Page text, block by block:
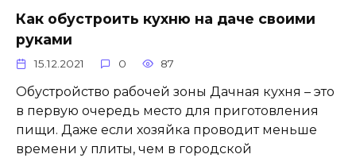
Как обустроить кухню на даче своими
руками
15.12.2021 0 87
Обустройство рабочей зоны Дачная кухня – это
в первую очередь место для приготовления
пищи. Даже если хозяйка проводит меньше
времени у плиты, чем в городской